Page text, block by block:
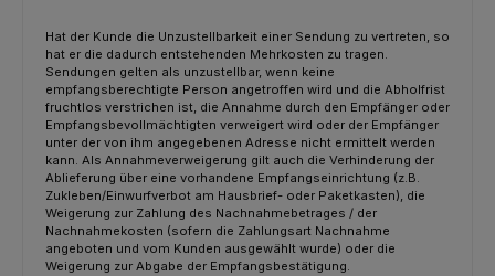
Hat der Kunde die Unzustellbarkeit einer Sendung zu vertreten, so
hat er die dadurch entstehenden Mehrkosten zu tragen.
Sendungen gelten als unzustellbar, wenn keine
empfangsberechtigte Person angetroffen wird und die Abholfrist
fruchtlos verstrichen ist, die Annahme durch den Empfänger oder
Empfangsbevollmächtigten verweigert wird oder der Empfänger
unter der von ihm angegebenen Adresse nicht ermittelt werden
kann. Als Annahmeverweigerung gilt auch die Verhinderung der
Ablieferung über eine vorhandene Empfangseinrichtung (z.B.
Zukleben/Einwurfverbot am Hausbrief- oder Paketkasten), die
Weigerung zur Zahlung des Nachnahmebetrages / der
Nachnahmekosten (sofern die Zahlungsart Nachnahme
angeboten und vom Kunden ausgewählt wurde) oder die
Weigerung zur Abgabe der Empfangsbestätigung.